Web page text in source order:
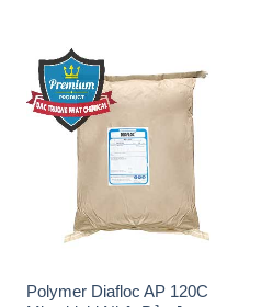
Polymer Diafloc AP 120C